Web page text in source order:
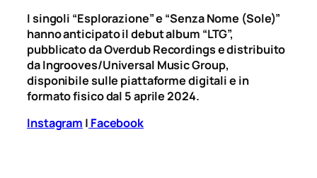
I singoli “Esplorazione” e “Senza Nome (Sole)”
hanno anticipato il debut album “LTG”,
pubblicato da Overdub Recordings e distribuito
da Ingrooves/Universal Music Group,
disponibile sulle piattaforme digitali e in
formato fisico dal 5 aprile 2024.
Instagram | Facebook